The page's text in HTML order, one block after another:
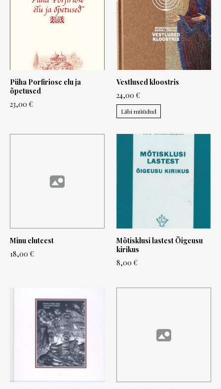
Püha Porfiriose elu ja
õpetused
23,00 €
Vestlused kloostris
24,00 €
Läbi müüdud
Minu eluteest
18,00 €
Mõtisklusi lastest Õigeusu
kirikus
8,00 €